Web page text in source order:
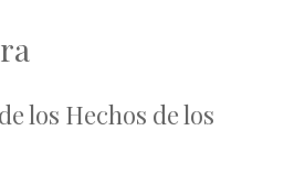
los Hechos de los